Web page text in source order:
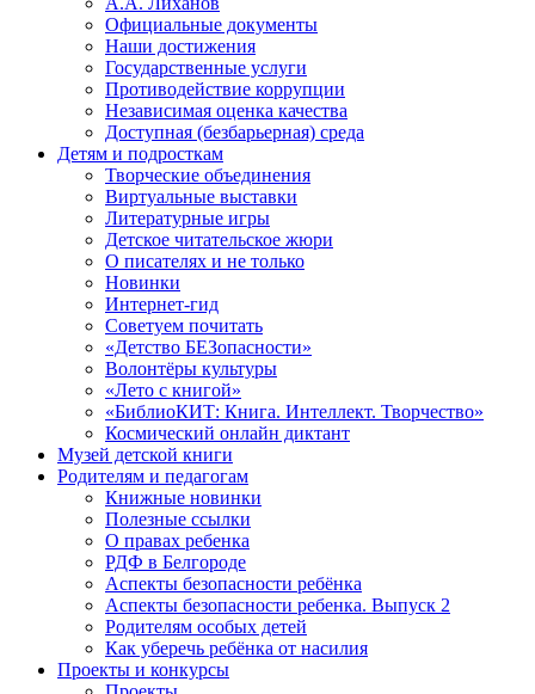
Официальные документы
Наши достижения
Государственные услуги
Противодействие коррупции
Независимая оценка качества
Доступная (безбарьерная) среда
Детям и подросткам
Творческие объединения
Виртуальные выставки
Литературные игры
Детское читательское жюри
О писателях и не только
Новинки
Интернет-гид
Советуем почитать
«Детство БЕЗопасности»
Волонтёры культуры
«Лето с книгой»
«БиблиоКИТ: Книга. Интеллект. Творчество»
Космический онлайн диктант
Музей детской книги
Родителям и педагогам
Книжные новинки
Полезные ссылки
О правах ребенка
РДФ в Белгороде
Аспекты безопасности ребёнка
Аспекты безопасности ребенка. Выпуск 2
Родителям особых детей
Как уберечь ребёнка от насилия
Проекты и конкурсы